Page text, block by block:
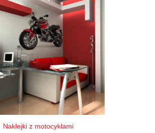
Naklejki z motocyklami